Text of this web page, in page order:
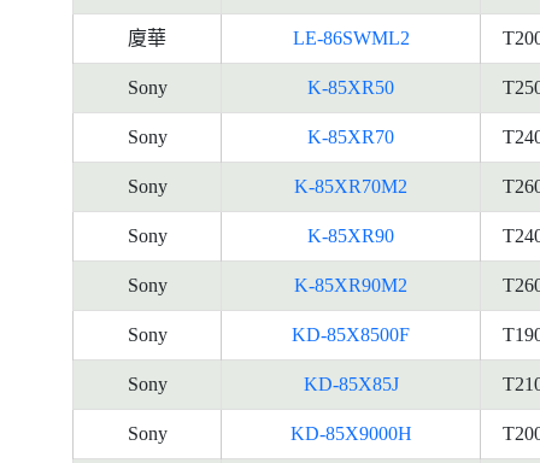
廈華 LE-86SWML2
Sony K-85XR50
Sony K-85XR70
Sony K-85XR70M2
Sony K-85XR90
Sony K-85XR90M2
Sony KD-85X8500F
Sony KD-85X85J
Sony KD-85X9000H